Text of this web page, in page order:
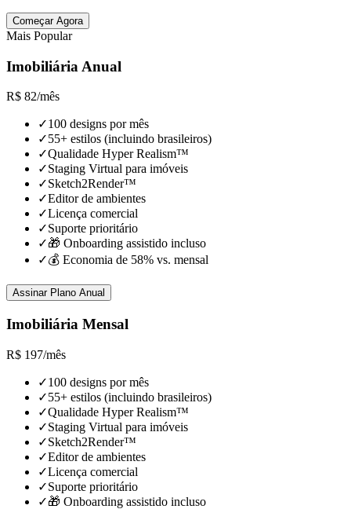
Começar Agora
Mais Popular
Imobiliária Anual
R$ 82/mês
✓100 designs por mês
✓55+ estilos (incluindo brasileiros)
✓Qualidade Hyper Realism™
✓Staging Virtual para imóveis
✓Sketch2Render™
✓Editor de ambientes
✓Licença comercial
✓Suporte prioritário
✓🎁 Onboarding assistido incluso
✓💰 Economia de 58% vs. mensal
Assinar Plano Anual
Imobiliária Mensal
R$ 197/mês
✓100 designs por mês
✓55+ estilos (incluindo brasileiros)
✓Qualidade Hyper Realism™
✓Staging Virtual para imóveis
✓Sketch2Render™
✓Editor de ambientes
✓Licença comercial
✓Suporte prioritário
✓🎁 Onboarding assistido incluso